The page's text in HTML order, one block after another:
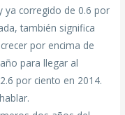
ya corregido de 0.6 por
también significa
por encima de
para llegar al
por ciento en 2014.